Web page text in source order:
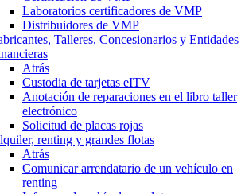
Laboratorios certificadores de VMP
Distribuidores de VMP
Talleres, Concesionarios y Entidades
Atrás
Custodia de tarjetas eITV
Anotación de reparaciones en el libro taller
electrónico
Solicitud de placas rojas
renting y grandes flotas
Atrás
Comunicar arrendatario de un vehículo en
renting